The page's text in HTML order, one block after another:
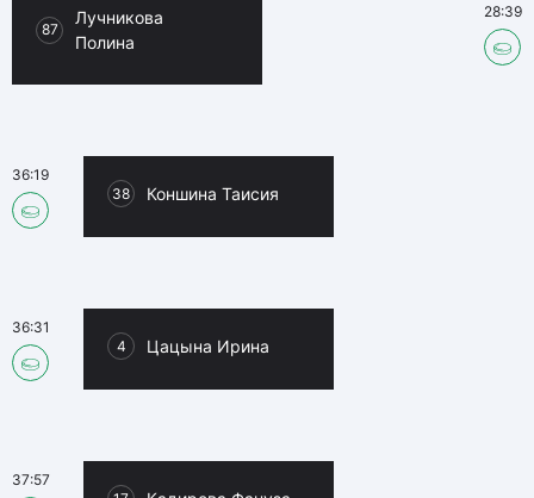
87
Лучникова
Полина
28:39
38 Коншина Таисия
36:19
4 Цацына Ирина
36:31
37:57